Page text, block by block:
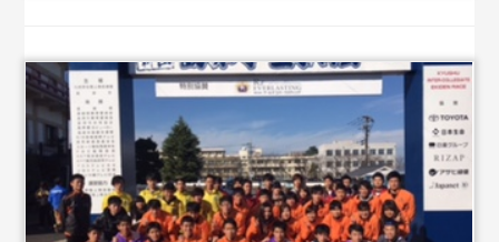
...続きを読む